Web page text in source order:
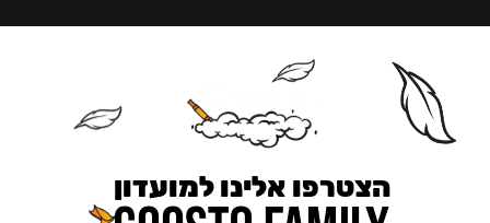
הצטרפו אלינו למועדון